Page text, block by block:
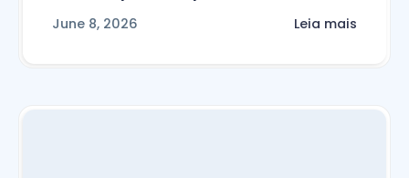
June 8, 2026 Leia mais